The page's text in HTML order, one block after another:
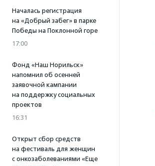
Началась регистрация
на «Добрый забег» в парке
Победы на Поклонной горе
17:00
Фонд «Наш Норильск»
напомнил об осенней
заявочной кампании
на поддержку социальных
проектов
16:31
Открыт сбор средств
на фестиваль для женщин
с онкозаболеваниями «Еще